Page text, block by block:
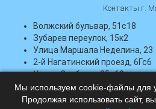
Контакты г.
Волжский бульвар, 51с18
Зубарев переулок, 15к2
Улица Маршала Неделина, 23
2-й Нагатинский проезд, 6Гс6
Улица Свободы, 35с60
Тропарёвская улица, 6Ас1
+7 (495)
Мы используем cookie-файлы для
Продолжая использовать сайт,